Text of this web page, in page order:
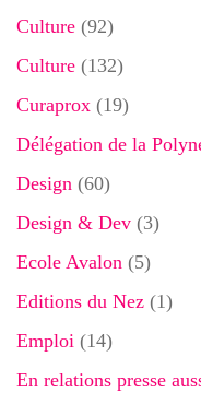
Culture (92)
Culture (132)
Curaprox (19)
Délégation de la
Design (60)
Design & Dev (3)
Ecole Avalon (5)
Editions du Nez (1)
Emploi (14)
En relations presse